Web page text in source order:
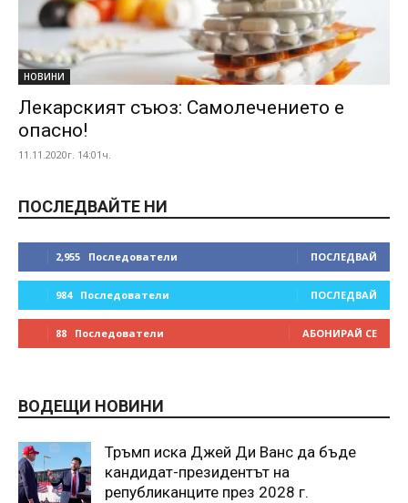
НОВИНИ
Лекарският съюз: Самолечението е
опасно!
11.11.2020г. 14:01ч.
ПОСЛЕДВАЙТЕ НИ
2,955 Последователи ПОСЛЕДВАЙ
984 Последователи ПОСЛЕДВАЙ
88 Последователи АБОНИРАЙ СЕ
ВОДЕЩИ НОВИНИ
Тръмп иска Джей Ди Ванс да бъде
кандидат-президентът на
републиканците през 2028 г.